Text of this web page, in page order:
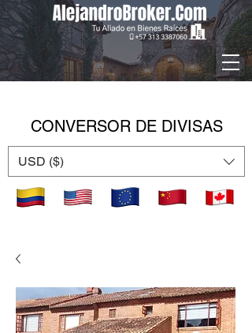
CONVERSOR DE DIVISAS
USD ($)